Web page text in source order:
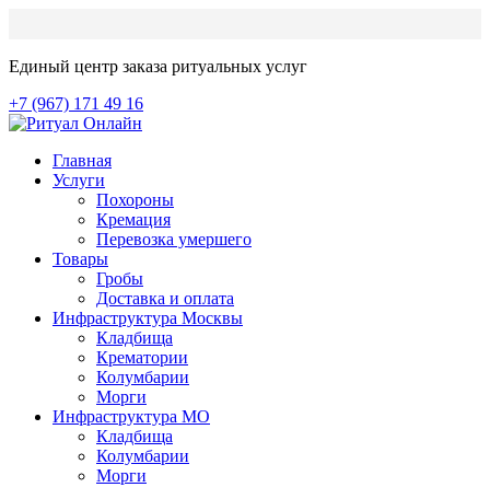
Единый центр заказа ритуальных услуг
+7 (967) 171 49 16
Главная
Услуги
Похороны
Кремация
Перевозка умершего
Товары
Гробы
Доставка и оплата
Инфраструктура Москвы
Кладбища
Крематории
Колумбарии
Морги
Инфраструктура МО
Кладбища
Колумбарии
Морги